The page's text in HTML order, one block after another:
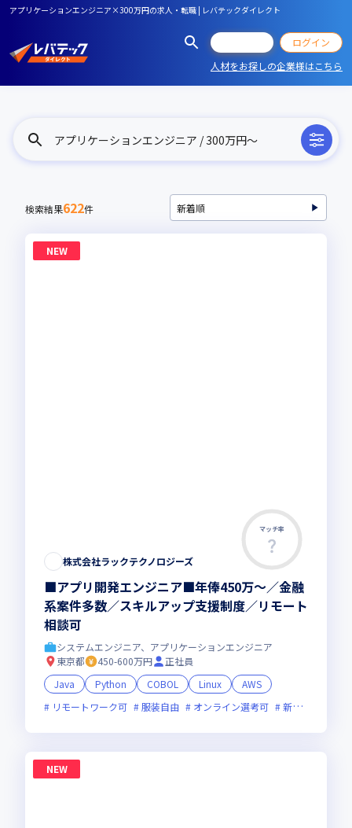
アプリケーションエンジニア×300万円の求人・転職 | レバテックダイレクト
ログイン
人材をお探しの企業様はこちら
アプリケーションエンジニア / 300万円〜
検索結果622件
NEW
マッチ率
株式会社ラックテクノロジーズ
■アプリ開発エンジニア■年俸450万～／金融
系案件多数／スキルアップ支援制度／リモート
相談可
システムエンジニア、アプリケーションエンジニア
東京都
450-600万円
正社員
Java
Python COBOL Linux
AWS
リモートワーク可
服装自由 オンライン選考可 新技術に積極的
NEW